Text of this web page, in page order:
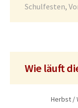
Schulfesten,
Wie läuft
Herbst /